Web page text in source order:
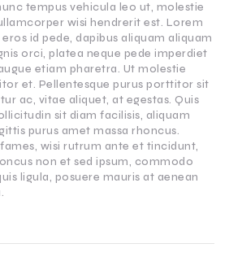
tempus vehicula leo ut, molestie
wisi hendrerit est. Lorem
id pede, dapibus aliquam aliquam
orci, platea neque pede imperdiet
etiam pharetra. Ut molestie
et. Pellentesque purus porttitor sit
ac, vitae aliquet, at egestas. Quis
sit diam facilisis, aliquam
purus amet massa rhoncus.
wisi rutrum ante et tincidunt,
non et sed ipsum, commodo
ligula, posuere mauris at aenean